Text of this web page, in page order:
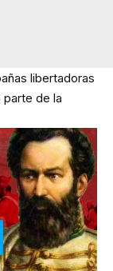
libertadoras
de la